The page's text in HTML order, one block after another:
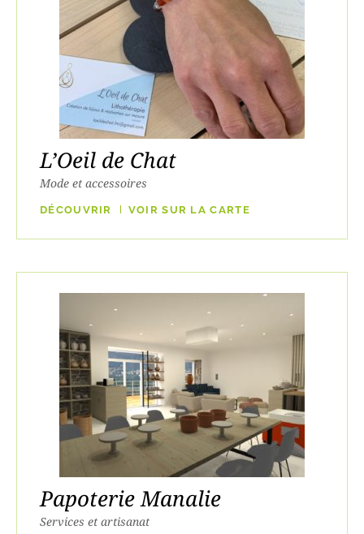
L’Oeil de Chat
Mode et accessoires
DÉCOUVRIR VOIR SUR LA CARTE
Papoterie Manalie
Services et artisanat